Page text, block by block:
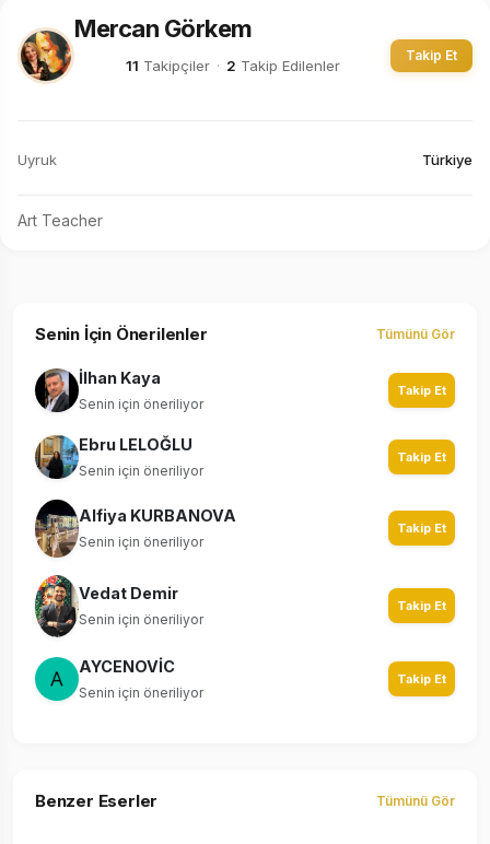
Mercan Görkem
11 Takipçiler · 2 Takip Edilenler
Takip Et
Uyruk Türkiye
Art Teacher
Senin İçin Önerilenler Tümünü Gör
İlhan Kaya
Senin için öneriliyor
Takip Et
Ebru LELOĞLU
Senin için öneriliyor
Takip Et
Alfiya KURBANOVA
Senin için öneriliyor
Takip Et
Vedat Demir
Senin için öneriliyor
Takip Et
AYCENOVİC
Senin için öneriliyor
Takip Et
Benzer Eserler Tümünü Gör